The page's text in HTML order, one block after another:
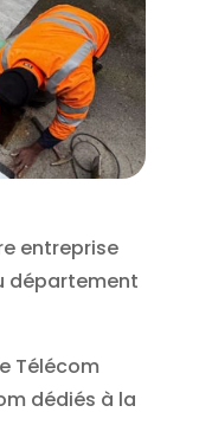
entreprise
département
Télécom
dédiés à la